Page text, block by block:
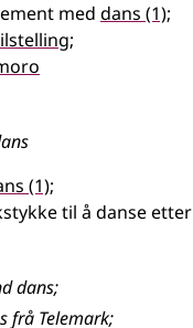
med dans (1);
;
(1);
til å danse etter
dans;
frå Telemark;